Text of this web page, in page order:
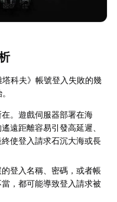
科夫》帳號登入失敗的幾
在。遊戲伺服器部署在海
遠距離容易引發高延遲、
使登入請求石沉大海或長
的登入名稱、密碼，或者帳
，都可能導致登入請求被